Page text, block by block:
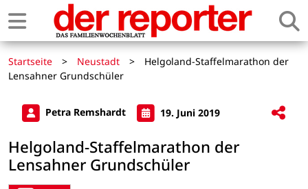
Startseite > Neustadt >
Helgoland-Staffelmarathon der
Lensahner Grundschüler
Petra Remshardt 19. Juni 2019
Helgoland-Staffelmarathon der
Lensahner Grundschüler